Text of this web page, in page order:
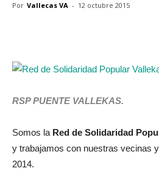
Por Vallecas VA - 12 octubre 2015
RSP PUENTE VALLEKAS.
Somos la Red de Solidaridad
y trabajamos con nuestras vecinas
2014.